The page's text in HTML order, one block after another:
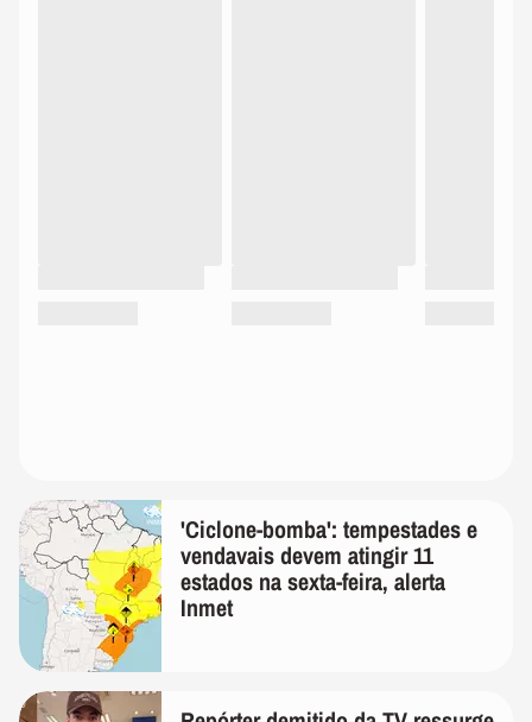
'Ciclone-bomba': tempestades e
vendavais devem atingir 11
estados na sexta-feira, alerta
Inmet